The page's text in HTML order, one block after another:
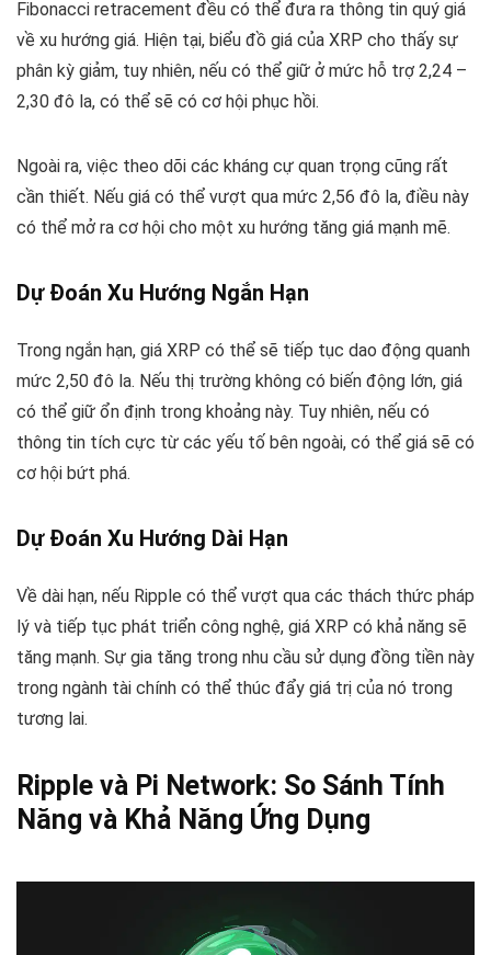
Fibonacci retracement đều có thể đưa ra thông tin quý giá
về xu hướng giá. Hiện tại, biểu đồ giá của XRP cho thấy sự
phân kỳ giảm, tuy nhiên, nếu có thể giữ ở mức hỗ trợ 2,24 –
2,30 đô la, có thể sẽ có cơ hội phục hồi.
Ngoài ra, việc theo dõi các kháng cự quan trọng cũng rất
cần thiết. Nếu giá có thể vượt qua mức 2,56 đô la, điều này
có thể mở ra cơ hội cho một xu hướng tăng giá mạnh mẽ.
Dự Đoán Xu Hướng Ngắn Hạn
Trong ngắn hạn, giá XRP có thể sẽ tiếp tục dao động quanh
mức 2,50 đô la. Nếu thị trường không có biến động lớn, giá
có thể giữ ổn định trong khoảng này. Tuy nhiên, nếu có
thông tin tích cực từ các yếu tố bên ngoài, có thể giá sẽ có
cơ hội bứt phá.
Dự Đoán Xu Hướng Dài Hạn
Về dài hạn, nếu Ripple có thể vượt qua các thách thức pháp
lý và tiếp tục phát triển công nghệ, giá XRP có khả năng sẽ
tăng mạnh. Sự gia tăng trong nhu cầu sử dụng đồng tiền này
trong ngành tài chính có thể thúc đẩy giá trị của nó trong
tương lai.
Ripple và Pi Network: So Sánh Tính
Năng và Khả Năng Ứng Dụng